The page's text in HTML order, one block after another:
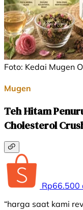
Foto: Kedai Mugen
Mugen
Teh Hitam
Cholesterol
Rp66.500
“harga saat kami